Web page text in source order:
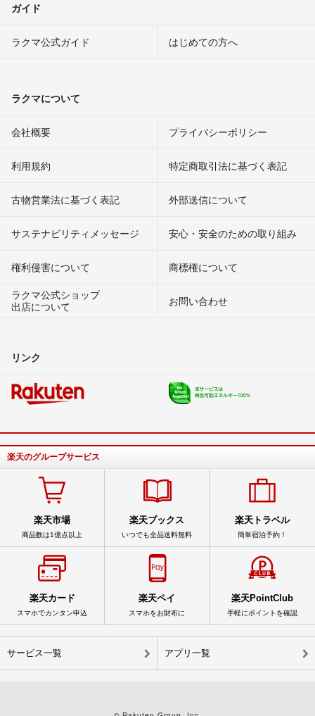
ガイド
ラクマ公式ガイド はじめての方へ
ラクマについて
会社概要 プライバシーポリシー
利用規約 特定商取引法に基づく表記
古物営業法に基づく表記 外部送信について
サステナビリティメッセージ 安心・安全のための取り組み
権利侵害について
商標権について
ラクマ公式ショップ
出店について
お問い合わせ
リンク
楽天のグループサービス
楽天市場
商品数は1億点以上
楽天ブックス
いつでも全品送料無料
楽天トラベル
簡単宿泊予約！
楽天カード
スマホでカンタン申込
楽天ペイ
スマホをお財布に
楽天PointClub
手軽にポイントを確認
サービス一覧 アプリ一覧